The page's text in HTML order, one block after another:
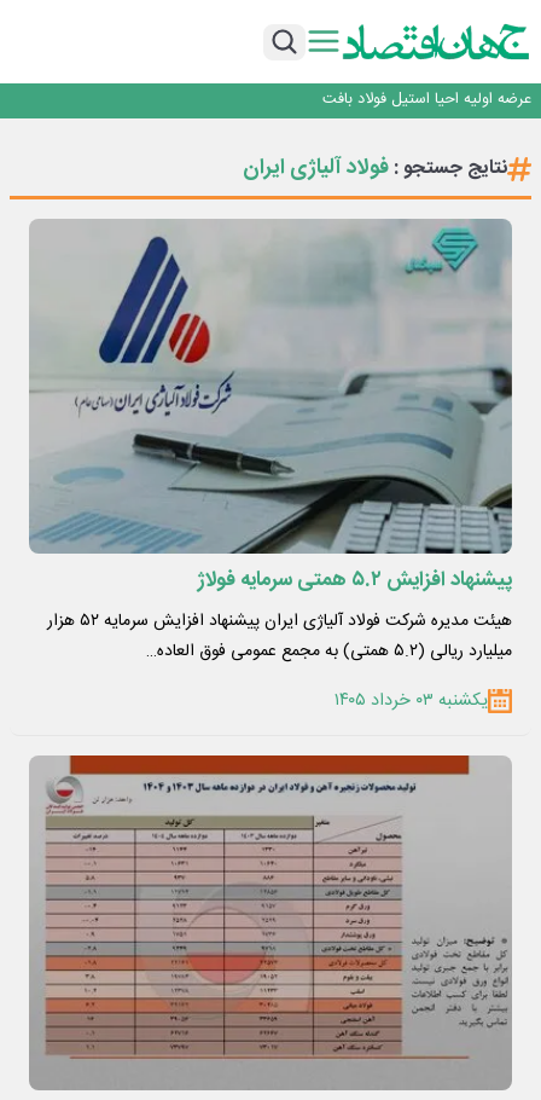
رونمایی فولاد غدیر نی ریز از سامانه ی « آقای پولاد»
نمایشگاهی برگزار می‌شود
عرضه اولیه احیا استیل فولاد بافت
ورق گرم مبارکه به پروژه های انتقال آب رسید
رونمایی فولاد غدیر نی ریز از سامانه ی « آقای پولاد»
نمایشگاهی برگزار می‌شود
عرضه اولیه احیا استیل فولاد بافت
نتایج جستجو :فولاد آلیاژی ایران
پیشنهاد افزایش ۵.۲ همتی سرمایه فولاژ
هیئت مدیره شرکت فولاد آلیاژی ایران پیشنهاد افزایش سرمایه ۵۲ هزار
میلیارد ریالی (۵.۲ همتی) به مجمع عمومی فوق العاده…
یکشنبه ۰۳ خرداد ۱۴۰۵